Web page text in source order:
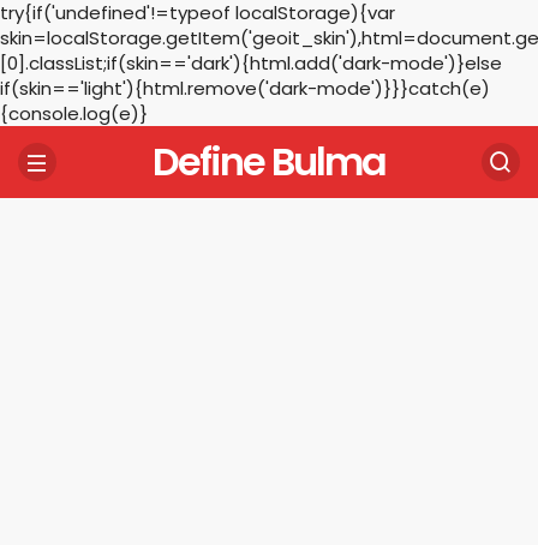
try{if('undefined'!=typeof localStorage){var
[0].classList;if(skin=='dark'){html.add('dark-mode')}else
if(skin=='light'){html.remove('dark-mode')}}}catch(e)
{console.log(e)}
Define Bulma